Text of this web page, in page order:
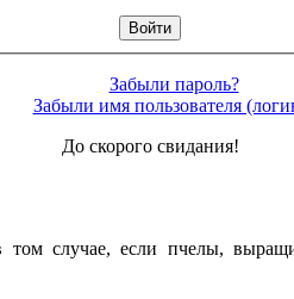
Забыли пароль?
Забыли имя пользователя
До скорого свидания!
том случае, если пчелы,